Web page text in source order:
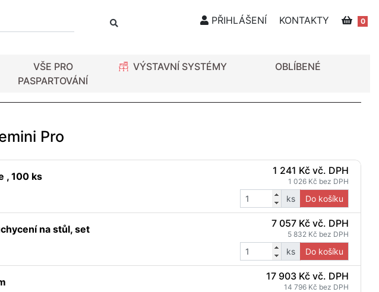
PŘIHLÁŠENÍ KONTAKTY 0
VŠE PRO
PASPARTOVÁNÍ
VÝSTAVNÍ SYSTÉMY OBLÍBENÉ
Pro
, 100 ks 1 241 Kč vč. DPH
1 026 Kč bez DPH
ks Do košíku
na stůl, set 7 057 Kč vč. DPH
5 832 Kč bez DPH
ks Do košíku
17 903 Kč vč. DPH
14 796 Kč bez DPH